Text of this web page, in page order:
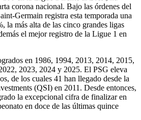
corona nacional. Bajo las órdenes del
Germain registra esta temporada una
la más alta de las cinco grandes ligas
el mejor registro de la Ligue 1 en
en 1986, 1994, 2013, 2014, 2015,
2023, 2024 y 2025. El PSG eleva
de los cuales 41 han llegado desde la
(QSI) en 2011. Desde entonces,
la excepcional cifra de finalizar en
en doce de las últimas quince